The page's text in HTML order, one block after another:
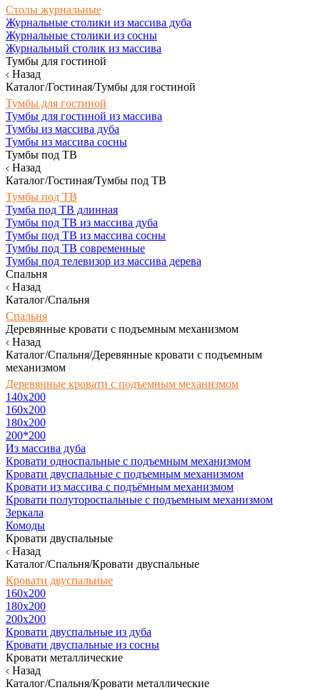
Столы журнальные
Журнальные столики из массива дуба
Журнальные столики из сосны
Журнальный столик из массива
Тумбы для гостиной
Назад
Каталог/Гостиная/Тумбы для гостиной
Тумбы для гостиной
Тумбы для гостиной из массива
Тумбы из массива дуба
Тумбы из массива сосны
Тумбы под ТВ
Назад
Каталог/Гостиная/Тумбы под ТВ
Тумбы под ТВ
Тумба под ТВ длинная
Тумбы под ТВ из массива дуба
Тумбы под ТВ из массива сосны
Тумбы под ТВ современные
Тумбы под телевизор из массива дерева
Спальня
Назад
Каталог/Спальня
Спальня
Деревянные кровати с подъемным механизмом
Назад
Каталог/Спальня/Деревянные кровати с подъемным
механизмом
Деревянные кровати с подъемным механизмом
140x200
160х200
180х200
200*200
Из массива дуба
Кровати односпальные с подъемным механизмом
Кровати двуспальные с подъемным механизмом
Кровати из массива с подъёмным механизмом
Кровати полутороспальные с подъемным механизмом
Зеркала
Комоды
Кровати двуспальные
Назад
Каталог/Спальня/Кровати двуспальные
Кровати двуспальные
160х200
180x200
200x200
Кровати двуспальные из дуба
Кровати двуспальные из сосны
Кровати металлические
Назад
Каталог/Спальня/Кровати металлические